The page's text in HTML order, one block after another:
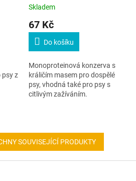
psy z
Skladem
67 Kč
Do košíku
Monoproteinová konzerva s
králičím masem pro dospělé
psy, vhodná také pro psy s
citlivým zažíváním.
SOUVISEJÍCÍ PRODUKTY